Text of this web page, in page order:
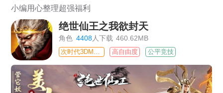
小编用心整理超强福利
绝世仙王之我欲封天
角色 4408人下载 460.62MB
高自由度 公平竞技